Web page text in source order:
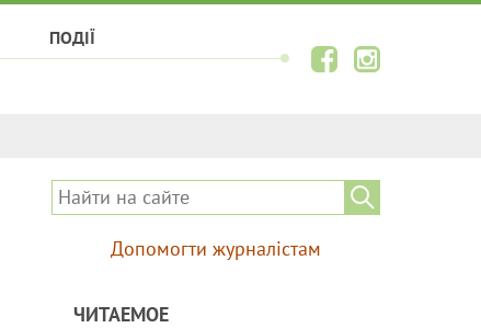
ПОДІЇ
Допомогти журналістам
ЧИТАЕМОЕ